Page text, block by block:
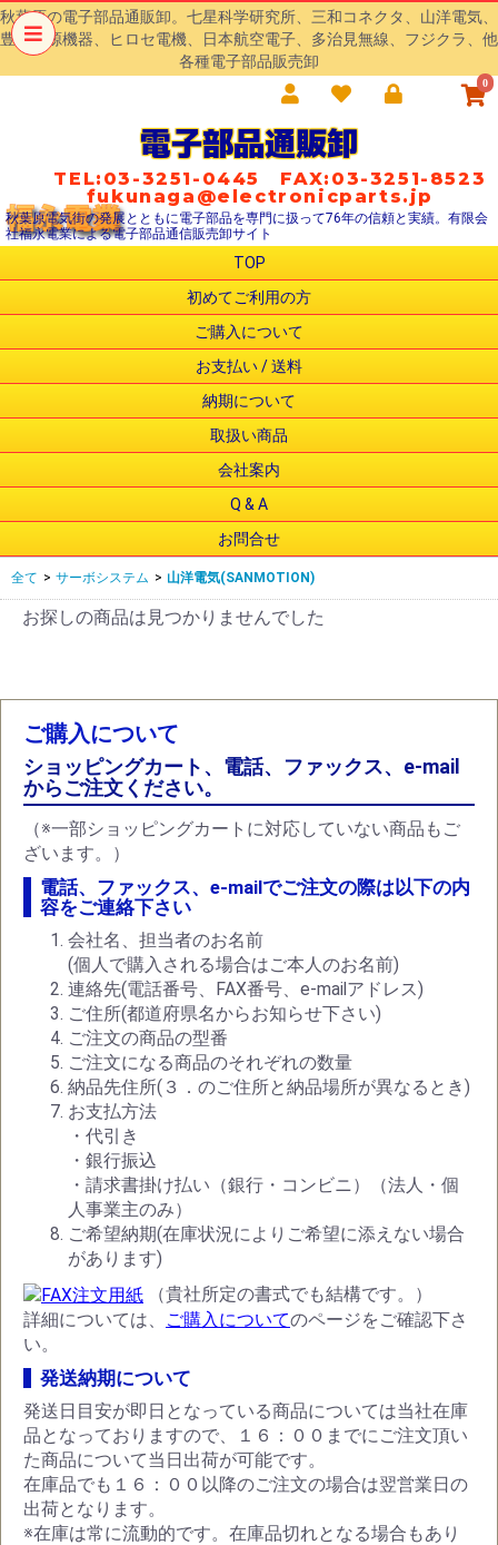
秋葉原の電子部品通販卸。七星科学研究所、三和コネクタ、山洋電気、
豊澄電源機器、ヒロセ電機、日本航空電子、多治見無線、フジクラ、他
各種電子部品販売卸
0
電子部品通販卸
TEL:03-3251-0445 FAX:03-3251-8523
fukunaga@electronicparts.jp
秋葉原電気街の発展とともに電子部品を専門に扱って76年の信頼と実績。有限会
社福永電業による電子部品通信販売卸サイト
TOP
初めてご利用の方
ご購入について
お支払い / 送料
納期について
取扱い商品
会社案内
Q & A
お問合せ
全て > サーボシステム > 山洋電気(SANMOTION)
お探しの商品は見つかりませんでした
ご購入について
ショッピングカート、電話、ファックス、e-mail
からご注文ください。
（※一部ショッピングカートに対応していない商品もご
ざいます。）
電話、ファックス、e-mailでご注文の際は以下の内
容をご連絡下さい
会社名、担当者のお名前
(個人で購入される場合はご本人のお名前)
連絡先(電話番号、FAX番号、e-mailアドレス)
ご住所(都道府県名からお知らせ下さい)
ご注文の商品の型番
ご注文になる商品のそれぞれの数量
納品先住所(３．のご住所と納品場所が異なるとき)
お支払方法
・代引き
・銀行振込
・請求書掛け払い（銀行・コンビニ）（法人・個
人事業主のみ）
ご希望納期(在庫状況によりご希望に添えない場合
があります)
（貴社所定の書式でも結構です。）
詳細については、
ご購入についてのページをご確認下さ
い。
発送納期について
発送日目安が即日となっている商品については当社在庫
品となっておりますので、１６：００までにご注文頂い
た商品について当日出荷が可能です。
在庫品でも１６：００以降のご注文の場合は翌営業日の
出荷となります。
※在庫は常に流動的です。在庫品切れとなる場合もあり